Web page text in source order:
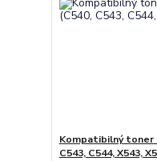
Kompatibilný toner
C543, C544, X543,